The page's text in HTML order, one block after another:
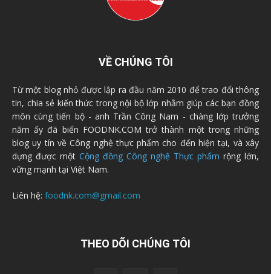
VỀ CHÚNG TÔI
Từ một blog nhỏ được lập ra đầu năm 2010 để trao đổi thông
tin, chia sẻ kiến thức trong nội bộ lớp nhằm giúp các bạn đồng
môn cùng tiến bộ - anh Trần Công Nam - chàng lớp trưởng
năm ấy đã biến FOODNK.COM trở thành một trong những
blog uy tín về Công nghệ thực phẩm cho đến hiện tại, và xây
dựng được một Cộng đồng Công nghệ Thực phẩm rộng lớn,
vững mạnh tại Việt Nam.
Liên hệ: foodnk.com@gmail.com
THEO DÕI CHÚNG TÔI